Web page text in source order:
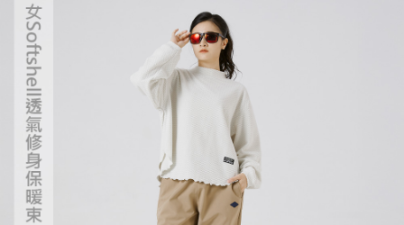
恩沛科技股份有限公司將有權停止該用戶之使用額度並採取法律行動。